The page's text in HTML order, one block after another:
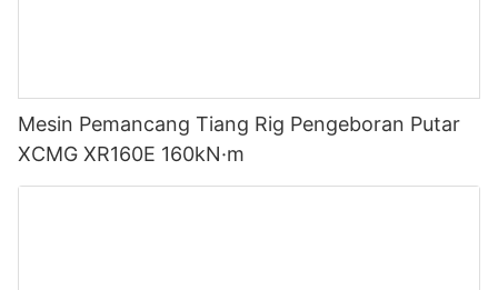
Mesin Pemancang Tiang Rig Pengeboran Putar
XCMG XR160E 160kN·m